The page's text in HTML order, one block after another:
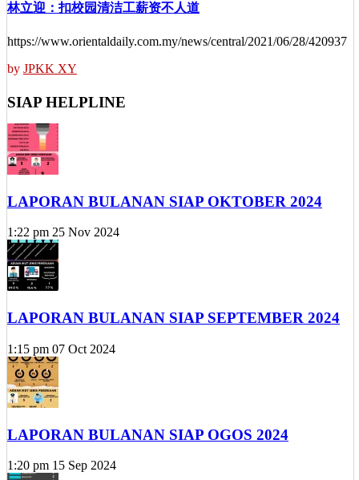
林立迎：扣校园清洁工薪资不人道
https://www.orientaldaily.com.my/news/central/2021/06/28/420937
by JPKK XY
SIAP HELPLINE
LAPORAN BULANAN SIAP OKTOBER 2024
1:22 pm 25 Nov 2024
LAPORAN BULANAN SIAP SEPTEMBER 2024
1:15 pm 07 Oct 2024
LAPORAN BULANAN SIAP OGOS 2024
1:20 pm 15 Sep 2024